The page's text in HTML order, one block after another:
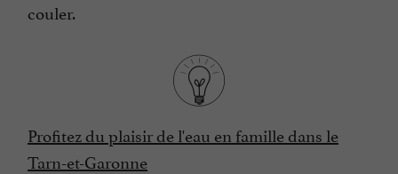
couler.
Profitez du plaisir de l'eau en famille dans le
Tarn-et-Garonne